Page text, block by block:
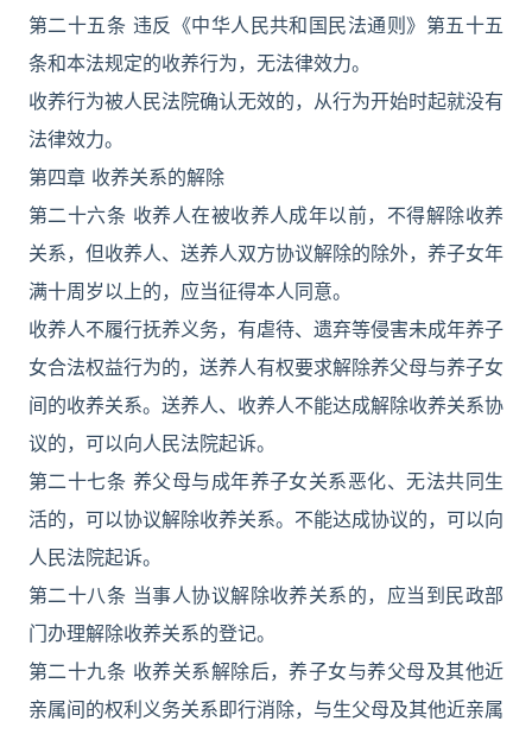
第二十五条 违反《中华人民共和国民法通则》第五十五
条和本法规定的收养行为，无法律效力。
收养行为被人民法院确认无效的，从行为开始时起就没有
法律效力。
第四章 收养关系的解除
第二十六条 收养人在被收养人成年以前，不得解除收养
关系，但收养人、送养人双方协议解除的除外，养子女年
满十周岁以上的，应当征得本人同意。
收养人不履行抚养义务，有虐待、遗弃等侵害未成年养子
女合法权益行为的，送养人有权要求解除养父母与养子女
间的收养关系。送养人、收养人不能达成解除收养关系协
议的，可以向人民法院起诉。
第二十七条 养父母与成年养子女关系恶化、无法共同生
活的，可以协议解除收养关系。不能达成协议的，可以向
人民法院起诉。
第二十八条 当事人协议解除收养关系的，应当到民政部
门办理解除收养关系的登记。
第二十九条 收养关系解除后，养子女与养父母及其他近
亲属间的权利义务关系即行消除，与生父母及其他近亲属